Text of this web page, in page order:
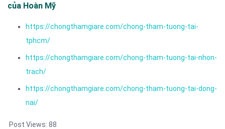
của Hoàn Mỹ
https://chongthamgiare.com/chong-tham-tuong-tai-
tphcm/
https://chongthamgiare.com/chong-tham-tuong-tai-nhon-
trach/
https://chongthamgiare.com/chong-tham-tuong-tai-dong-
nai/
Post Views: 88